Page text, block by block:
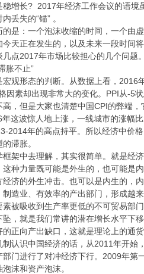
稳增长? 2017年经济工作会议的语境
丢失的“锚” 。
是：一个泡沫收缩的时间，一个由
天正在发生的，以及未来一段时间
点2017年市场比较担心的几个问题。
胀不止”
宏观形态的判断。从数据上看，2016
因素却出现非常大的变化。PPI从-5
，但是大家也清楚中国CPI的弊端
这波惊人地上涨，一线城市的涨幅
2014年的高点持平。所以经济中价
滞胀。
框架中去理解，其实很简单。就是经
这种力量既可能是外生的，也可能是
经济的外生冲击。也可以是内生的，
造业、有效率的产出部门，形成越
素被吸收到生产率更低的不可贸易部
坠，就是我们常讲的潜在增长水平下
正向产出缺口，这就是理论上的通货
制认识中国经济的话，从2011年开始
部门进行了对冲经济下行。2009年
沫和资产泡沫。